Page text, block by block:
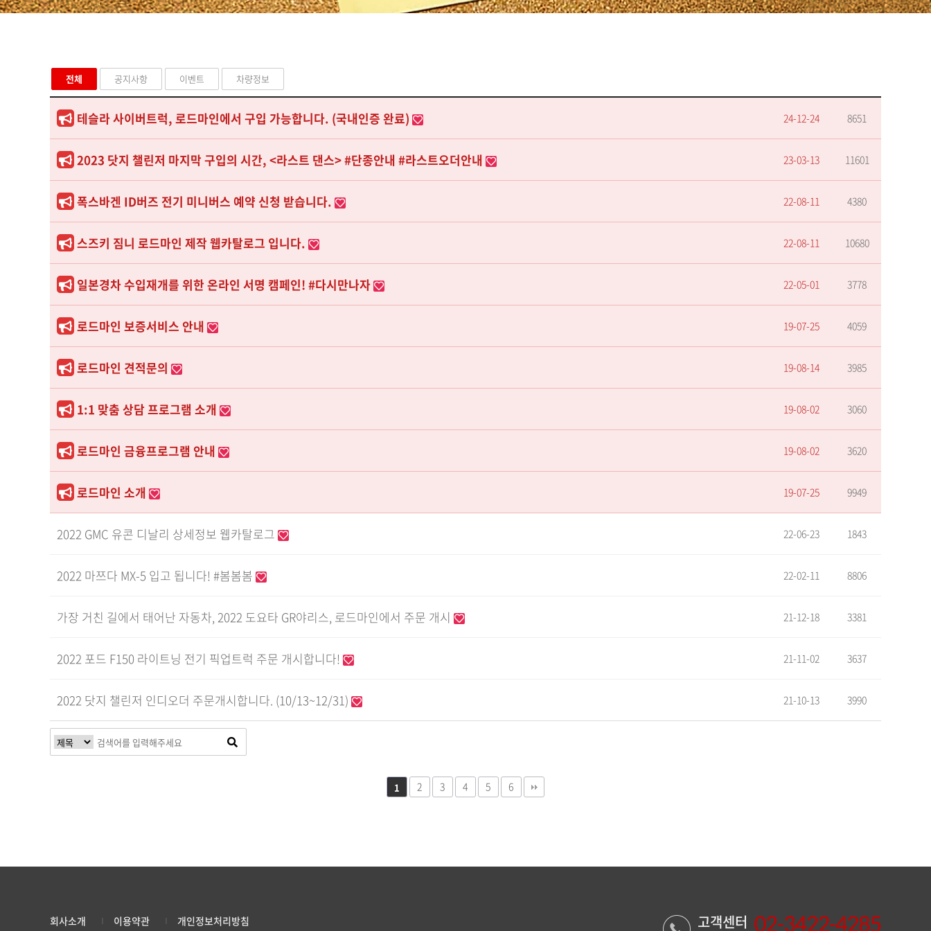
전체 공지사항 이벤트 차량정보
테슬라 사이버트럭, 로드마인에서 구입 가능합니다. (국내인증 완료) 24-12-24 8651
2023 닷지 챌린저 마지막 구입의 시간, <라스트 댄스> #단종안내 #라스트오더안내 23-03-13 11601
폭스바겐 ID버즈 전기 미니버스 예약 신청 받습니다. 22-08-11 4380
스즈키 짐니 로드마인 제작 웹카탈로그 입니다. 22-08-11 10680
일본경차 수입재개를 위한 온라인 서명 캠페인! #다시만나자 22-05-01 3778
로드마인 보증서비스 안내 19-07-25 4059
로드마인 견적문의 19-08-14 3985
1:1 맞춤 상담 프로그램 소개 19-08-02 3060
로드마인 금융프로그램 안내 19-08-02 3620
로드마인 소개 19-07-25 9949
2022 GMC 유콘 디날리 상세정보 웹카탈로그 22-06-23 1843
2022 마쯔다 MX-5 입고 됩니다! #봄봄봄 22-02-11 8806
가장 거친 길에서 태어난 자동차, 2022 도요타 GR야리스, 로드마인에서 주문 개시 21-12-18 3381
2022 포드 F150 라이트닝 전기 픽업트럭 주문 개시합니다! 21-11-02 3637
2022 닷지 챌린저 인디오더 주문개시합니다. (10/13~12/31) 21-10-13 3990
1 2 3 4 5 6
회사소개 이용약관 개인정보처리방침 고객센터